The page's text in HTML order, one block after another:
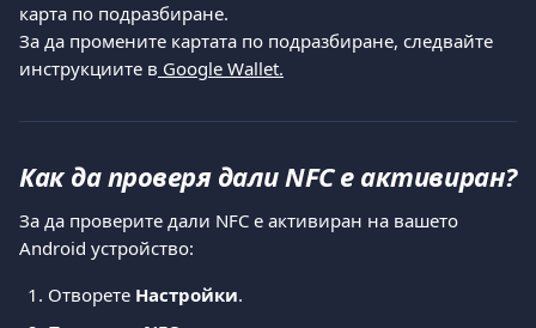
карта по подразбиране.
За да промените картата по подразбиране, следвайте
инструкциите в Google Wallet.
Как да проверя дали NFC е активиран?
За да проверите дали NFC е активиран на вашето
Android устройство:
Отворете Настройки.